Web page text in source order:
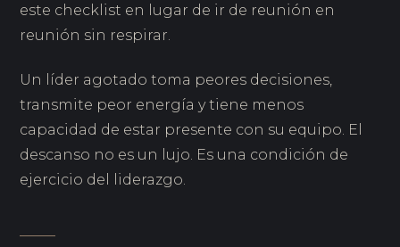
este checklist en lugar de ir de reunión en
reunión sin respirar.
Un líder agotado toma peores decisiones,
transmite peor energía y tiene menos
capacidad de estar presente con su equipo. El
descanso no es un lujo. Es una condición de
ejercicio del liderazgo.